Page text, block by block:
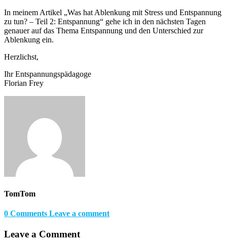
In meinem Artikel „Was hat Ablenkung mit Stress und Entspannung
zu tun? – Teil 2: Entspannung“ gehe ich in den nächsten Tagen
genauer auf das Thema Entspannung und den Unterschied zur
Ablenkung ein.
Herzlichst,
Ihr Entspannungspädagoge
Florian Frey
TomTom
0 Comments Leave a comment
Leave a Comment